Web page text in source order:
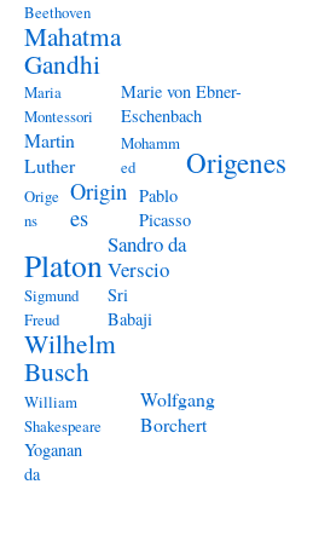
Beethoven
Mahatma
Gandhi
Maria
Montessori
Marie von Ebner-
Eschenbach
Martin
Luther
Mohamm
ed
Origenes
Orige
ns
Origin
es
Pablo
Picasso
Platon
Sandro da
Verscio
Sigmund
Freud
Sri
Babaji
Wilhelm
Busch
William
Shakespeare
Wolfgang
Borchert
Yoganan
da